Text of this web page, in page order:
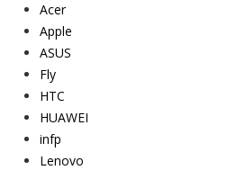
Acer
Apple
ASUS
Fly
HTC
HUAWEI
infp
Lenovo